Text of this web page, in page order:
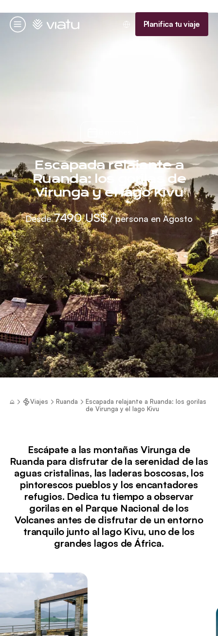
Menú
Página de inicio Planifica tu viaje
Escapada relajante a
Ruanda: los gorilas de
Virunga y el lago Kivu
Desde7490 US$/ persona en Agosto
Viajes Ruanda
Escapada relajante a Ruanda: los gorilas
de Virunga y el lago Kivu
Escápate a las montañas Virunga de
Ruanda para disfrutar de la serenidad de las
aguas cristalinas, las laderas boscosas, los
pintorescos pueblos y los encantadores
refugios. Dedica tu tiempo a observar
gorilas en el Parque Nacional de los
Volcanes antes de disfrutar de un entorno
tranquilo junto al lago Kivu, uno de los
grandes lagos de África.